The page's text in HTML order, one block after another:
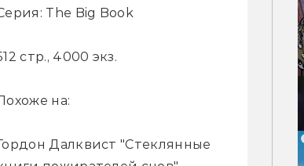
The Big Book
стр., 4000 экз.
на:
Далквист "Стеклянные